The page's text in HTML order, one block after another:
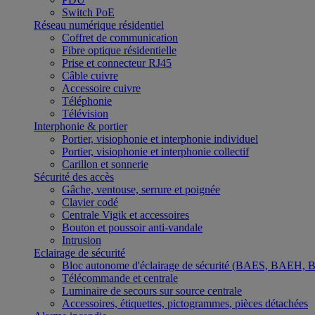
Switch PoE
Réseau numérique résidentiel
Coffret de communication
Fibre optique résidentielle
Prise et connecteur RJ45
Câble cuivre
Accessoire cuivre
Téléphonie
Télévision
Interphonie & portier
Portier, visiophonie et interphonie individuel
Portier, visiophonie et interphonie collectif
Carillon et sonnerie
Sécurité des accès
Gâche, ventouse, serrure et poignée
Clavier codé
Centrale Vigik et accessoires
Bouton et poussoir anti-vandale
Intrusion
Eclairage de sécurité
Bloc autonome d'éclairage de sécurité (BAES,
Télécommande et centrale
Luminaire de secours sur source centrale
Accessoires, étiquettes, pictogrammes, pièces détachées